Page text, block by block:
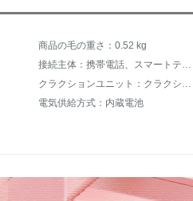
商品の毛の重さ：0.52 kg
接続主体：携帯電話、スマートテレビ
クラクションユニット：クラクション
電気供給方式：内蔵電池